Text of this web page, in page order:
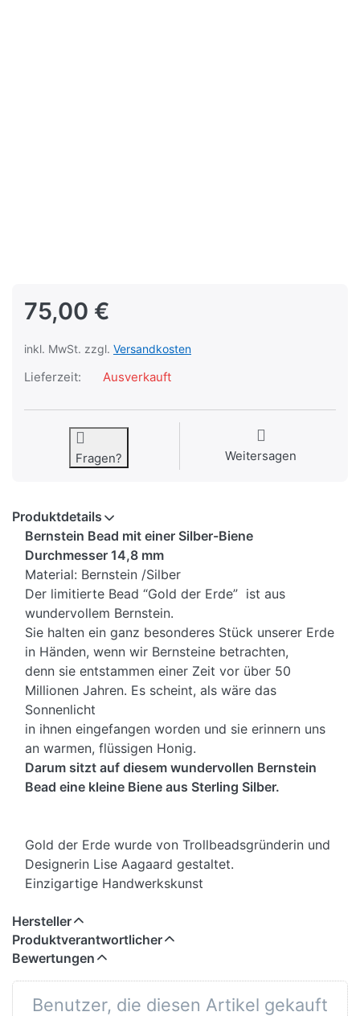
75,00 €
inkl. MwSt. zzgl. Versandkosten
Lieferzeit: Ausverkauft
Fragen? Weitersagen
Produktdetails
Bernstein Bead mit einer Silber-Biene
Durchmesser 14,8 mm
Material: Bernstein /Silber
Der limitierte Bead “Gold der Erde” ist aus
wundervollem Bernstein.
Sie halten ein ganz besonderes Stück unserer Erde
in Händen, wenn wir Bernsteine betrachten,
denn sie entstammen einer Zeit vor über 50
Millionen Jahren. Es scheint, als wäre das
Sonnenlicht
in ihnen eingefangen worden und sie erinnern uns
an warmen, flüssigen Honig.
Darum sitzt auf diesem wundervollen Bernstein
Bead eine kleine Biene aus Sterling Silber.
Gold der Erde wurde von Trollbeadsgründerin und
Designerin Lise Aagaard gestaltet.
Einzigartige Handwerkskunst
Hersteller
Produktverantwortlicher
Bewertungen
Benutzer, die diesen Artikel gekauft